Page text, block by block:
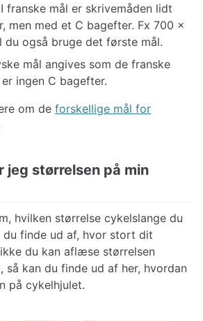
franske mål er skrivemåden lidt
men med et C bagefter. Fx 700 x
du også bruge det første mål.
mål angives som de franske
ingen C bagefter.
om de forskellige mål for
jeg størrelsen på min
hvilken størrelse cykelslange du
du finde ud af, hvor stort dit
du kan aflæse størrelsen
kan du finde ud af her, hvordan
på cykelhjulet.